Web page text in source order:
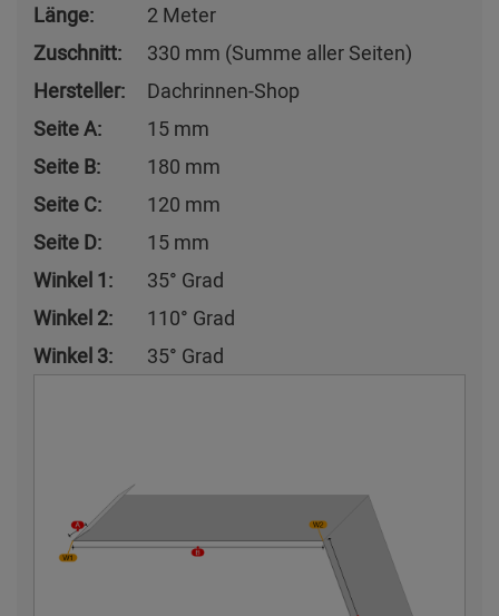
Länge:
2 Meter
Zuschnitt:
330 mm (Summe aller Seiten)
Hersteller:
Dachrinnen-Shop
Seite A:
15 mm
Seite B:
180 mm
Seite C:
120 mm
Seite D:
15 mm
Winkel 1:
35° Grad
Winkel 2:
110° Grad
Winkel 3:
35° Grad